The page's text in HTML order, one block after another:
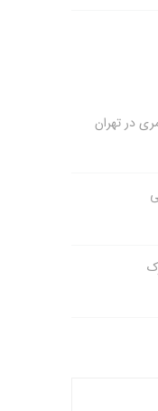
در تهران